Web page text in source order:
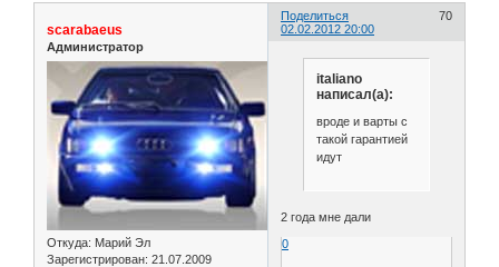
Поделиться
70
02.02.2012 20:00
scarabaeus
Администратор
Откуда: Марий Эл
Зарегистрирован: 21.07.2009
italiano
написал(а):
вроде и варты с
такой гарантией
идут
2 года мне дали
0